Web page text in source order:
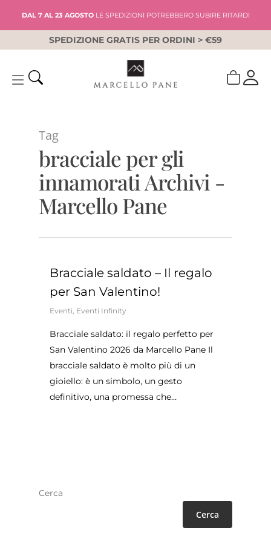
DAL 7 AL 23 AGOSTOLE SPEDIZIONI POTREBBERO SUBIRE RITARDI
SPEDIZIONE GRATIS PER ORDINI > €59
Tag
bracciale per gli
innamorati Archivi -
Marcello Pane
Bracciale saldato – Il regalo
per San Valentino!
Eventi, Eventi Infinity
Bracciale saldato: il regalo perfetto per
San Valentino 2026 da Marcello Pane Il
bracciale saldato è molto più di un
gioiello: è un simbolo, un gesto
definitivo, una promessa che…
Cerca
Cerca